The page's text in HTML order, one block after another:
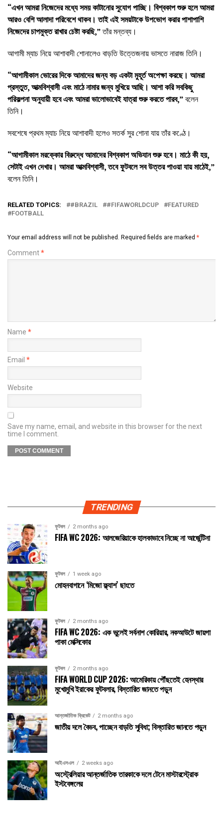
“এখন আমরা নিজেদের মধ্যে সময় কাটানোর সুযোগ পাচ্ছি। বিশ্বকাপ শুরু হলে আমরা
আরও বেশি আলাদা পরিবেশে থাকব। তাই এই সময়টাকে উপভোগ করার পাশাপাশি
নিজেদের চাপমুক্ত রাখার চেষ্টা করছি,”তাঁর মন্তব্য।
আগামী ম্যাচ নিয়ে আশাবাদী শোনালেও বাড়তি উত্তেজনায় ভাসতে নারাজ তিনি।
“আগামীকাল ভোরের দিকে আমাদের জন্য বড় একটা মুহূর্ত অপেক্ষা করছে। আমরা
প্রস্তুত, আত্মবিশ্বাসী এবং মাঠে নামার জন্য মুখিয়ে আছি। আশা করি সবকিছু
পরিকল্পনা অনুযায়ী হবে এবং আমরা ভালোভাবেই যাত্রা শুরু করতে পারব,”বলেন
তিনি।
সবশেষে প্রথম ম্যাচ নিয়ে আশাবাদী হলেও সতর্ক সুর শোনা যায় তাঁর কণ্ঠে।
“আগামীকাল মরক্কোর বিরুদ্ধে আমাদের বিশ্বকাপ অভিযান শুরু হবে। মাঠে কী হয়,
সেটাই এখন দেখার। আমরা আত্মবিশ্বাসী, তবে ফুটবলে সব উত্তর পাওয়া যায় মাঠেই,”
বলেন তিনি।
RELATED TOPICS: #BRAZIL #FIFAWORLDCUP
FEATURED
FOOTBALL
Your email address will not be published. Required fields are marked *
Comment*
Name *
Email *
Website
Save my name, email, and website in this browser for the next
time I comment.
TRENDING
ফুটবল 2 months ago
FIFA WC 2026: আলজেরিয়াকে হালকাভাবে নিচ্ছে না আর্জেন্টিনা
ফুটবল 1 week ago
মোহনবাগানে ‘মিজো ফ্ল্যাশ’ ছাংতে
ফুটবল 2 months ago
FIFA WC 2026: এক ভুলেই সর্বনাশ কোরিয়ার, নকআউটে জায়গা
পাকা মেক্সিকোর
ফুটবল 2 months ago
FIFA WORLD CUP 2026: আমেরিকায় পৌঁছতেই হেনস্থার
মুখোমুখি ইরাকের ফুটবলার, বিস্তারিত জানতে পড়ুন
আন্তর্জাতিক ক্রিকেট 2 months ago
জাতীয় দলে বৈভব, পাচ্ছেন বাড়তি সুবিধা; বিস্তারিত জানতে পড়ুন
আইএসএল 2 weeks ago
অস্ট্রেলিয়ার আন্তর্জাতিক তারকাকে দলে টেনে মাস্টারস্ট্রোক
ইস্টবেঙ্গলের